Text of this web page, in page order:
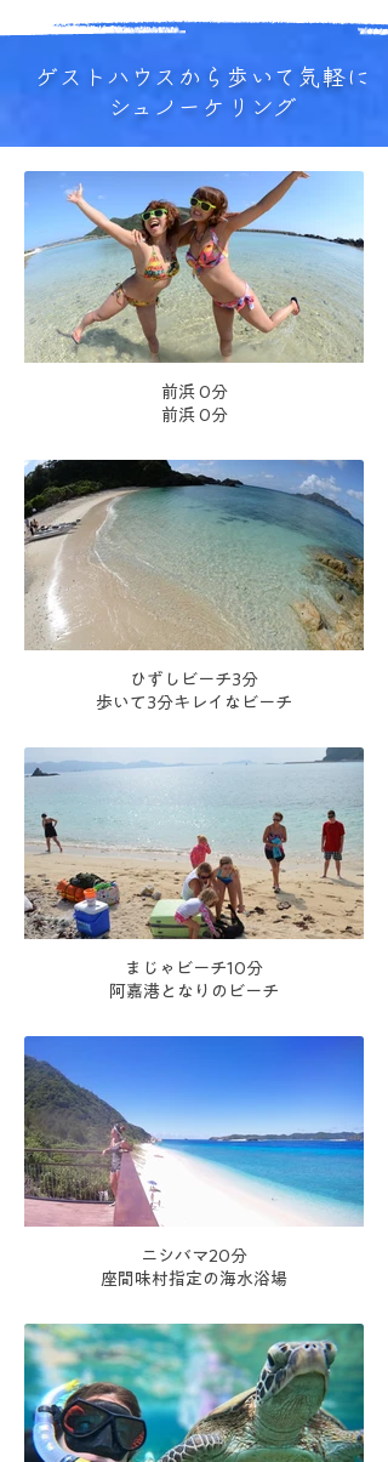
​ゲストハウスから歩いて気軽に
シュノーケリング
前浜 0分
前浜 0分
ひずしビーチ3分
歩いて3分キレイなビーチ
まじゃビーチ10分
阿嘉港となりのビーチ
ニシバマ20分
座間味村指定の海水浴場